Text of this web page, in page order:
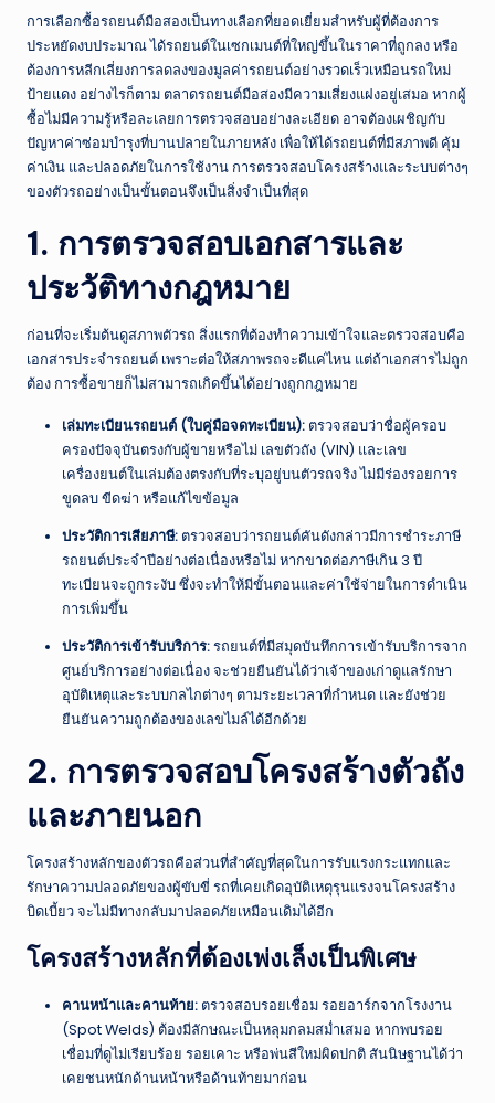
า
ร
ณ์
ไ
ท
ย
ป
ระ
จำ
วั
น
การเลือกซื้อรถยนต์มือสองเป็นทางเลือกที่ยอดเยี่ยมสำหรับผู้ที่ต้องการ
ประหยัดงบประมาณ ได้รถยนต์ในเซกเมนต์ที่ใหญ่ขึ้นในราคาที่ถูกลง หรือ
ต้องการหลีกเลี่ยงการลดลงของมูลค่ารถยนต์อย่างรวดเร็วเหมือนรถใหม่
ป้ายแดง อย่างไรก็ตาม ตลาดรถยนต์มือสองมีความเสี่ยงแฝงอยู่เสมอ หากผู้
ซื้อไม่มีความรู้หรือละเลยการตรวจสอบอย่างละเอียด อาจต้องเผชิญกับ
ปัญหาค่าซ่อมบำรุงที่บานปลายในภายหลัง เพื่อให้ได้รถยนต์ที่มีสภาพดี คุ้ม
ค่าเงิน และปลอดภัยในการใช้งาน การตรวจสอบโครงสร้างและระบบต่างๆ
ของตัวรถอย่างเป็นขั้นตอนจึงเป็นสิ่งจำเป็นที่สุด
1. การตรวจสอบเอกสารและ
ประวัติทางกฎหมาย
ก่อนที่จะเริ่มต้นดูสภาพตัวรถ สิ่งแรกที่ต้องทำความเข้าใจและตรวจสอบคือ
เอกสารประจำรถยนต์ เพราะต่อให้สภาพรถจะดีแค่ไหน แต่ถ้าเอกสารไม่ถูก
ต้อง การซื้อขายก็ไม่สามารถเกิดขึ้นได้อย่างถูกกฎหมาย
เล่มทะเบียนรถยนต์ (ใบคู่มือจดทะเบียน): ตรวจสอบว่าชื่อผู้ครอบ
ครองปัจจุบันตรงกับผู้ขายหรือไม่ เลขตัวถัง (VIN) และเลข
เครื่องยนต์ในเล่มต้องตรงกับที่ระบุอยู่บนตัวรถจริง ไม่มีร่องรอยการ
ขูดลบ ขีดฆ่า หรือแก้ไขข้อมูล
ประวัติการเสียภาษี: ตรวจสอบว่ารถยนต์คันดังกล่าวมีการชำระภาษี
รถยนต์ประจำปีอย่างต่อเนื่องหรือไม่ หากขาดต่อภาษีเกิน 3 ปี
ทะเบียนจะถูกระงับ ซึ่งจะทำให้มีขั้นตอนและค่าใช้จ่ายในการดำเนิน
การเพิ่มขึ้น
ประวัติการเข้ารับบริการ:รถยนต์ที่มีสมุดบันทึกการเข้ารับบริการจาก
ศูนย์บริการอย่างต่อเนื่อง จะช่วยยืนยันได้ว่าเจ้าของเก่าดูแลรักษา
อุบัติเหตุและระบบกลไกต่างๆ ตามระยะเวลาที่กำหนด และยังช่วย
ยืนยันความถูกต้องของเลขไมล์ได้อีกด้วย
2. การตรวจสอบโครงสร้างตัวถัง
และภายนอก
โครงสร้างหลักของตัวรถคือส่วนที่สำคัญที่สุดในการรับแรงกระแทกและ
รักษาความปลอดภัยของผู้ขับขี่ รถที่เคยเกิดอุบัติเหตุรุนแรงจนโครงสร้าง
บิดเบี้ยว จะไม่มีทางกลับมาปลอดภัยเหมือนเดิมได้อีก
โครงสร้างหลักที่ต้องเพ่งเล็งเป็นพิเศษ
คานหน้าและคานท้าย: ตรวจสอบรอยเชื่อม รอยอาร์กจากโรงงาน
(Spot Welds) ต้องมีลักษณะเป็นหลุมกลมสม่ำเสมอ หากพบรอย
เชื่อมที่ดูไม่เรียบร้อย รอยเคาะ หรือพ่นสีใหม่ผิดปกติ สันนิษฐานได้ว่า
เคยชนหนักด้านหน้าหรือด้านท้ายมาก่อน